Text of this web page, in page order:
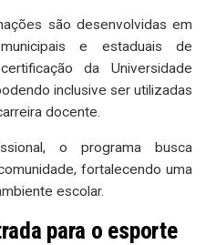
são desenvolvidas em
e estaduais de
da Universidade
inclusive ser utilizadas
docente.
o programa busca
fortalecendo uma
escolar.
para o esporte